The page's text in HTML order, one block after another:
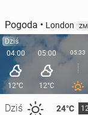
Pogoda • London
Dziś
04:00
12°C
Dziś 24°C
05:00
12°C
05:33